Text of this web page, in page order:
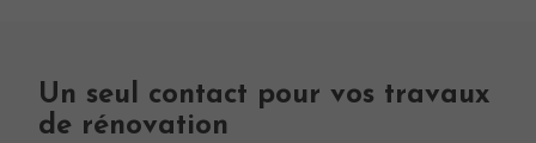
Un seul contact pour vos travaux
de rénovation